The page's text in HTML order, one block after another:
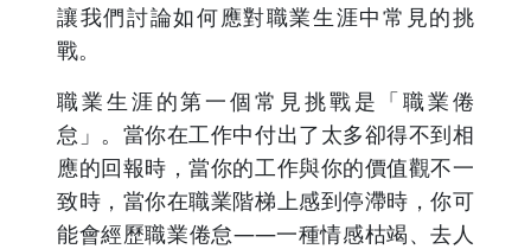
讓我們討論如何應對職業生涯中常見的挑
戰。
職業生涯的第一個常見挑戰是「職業倦
怠」。當你在工作中付出了太多卻得不到相
應的回報時，當你的工作與你的價值觀不一
致時，當你在職業階梯上感到停滯時，你可
能會經歷職業倦怠——一種情感枯竭、去人